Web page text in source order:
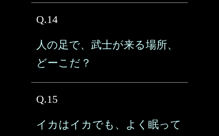
Q.14
人の足で、武士が来る場所、
どーこだ？
Q.15
イカはイカでも、よく眠って